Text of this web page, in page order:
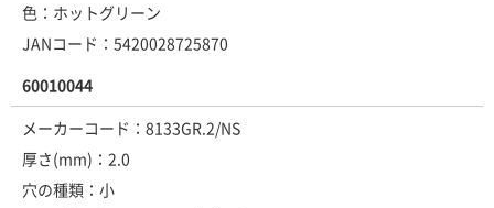
色：ホットグリーン
JANコード：5420028725870
60010044
メーカーコード：8133GR.2/NS
厚さ(mm)：2.0
穴の種類：小